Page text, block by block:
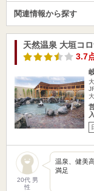
関連情報から探す
天然温泉 大垣コ
3.7
20代 男
性
温泉、健美
満足